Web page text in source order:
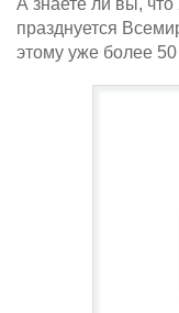
А знаете ли вы,
празднуется
этому уже более 50